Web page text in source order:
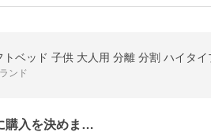
トベッド 子供 大人用 分離 分割 ハイタ
ンド
購入を決めま…